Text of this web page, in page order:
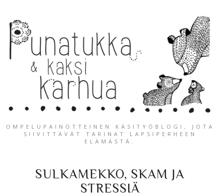
OMPELUPAINOTTEINEN KÄSITYÖBLOGI, JOTA
SIIVITTÄVÄT TARINAT LAPSIPERHEEN
ELÄMÄSTÄ.
SULKAMEKKO, SKAM JA
STRESSIÄ